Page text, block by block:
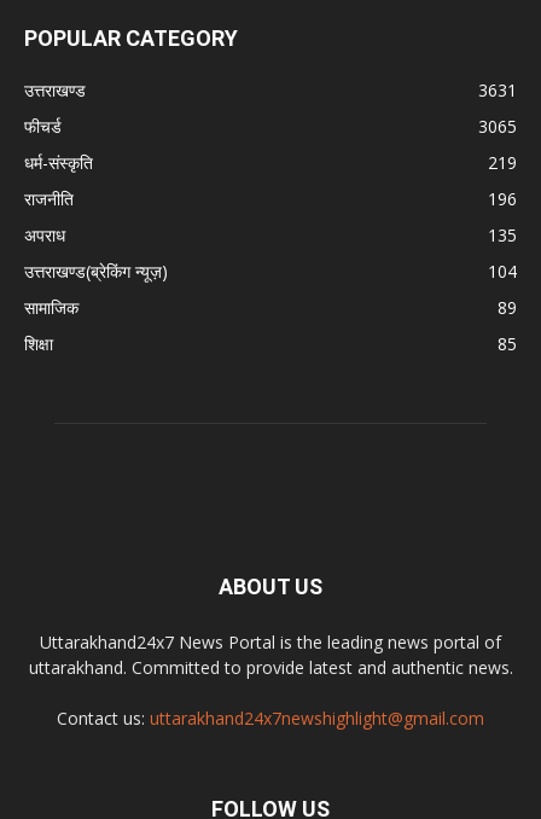
POPULAR CATEGORY
उत्तराखण्ड
3631
फीचर्ड
3065
धर्म-संस्कृति
219
राजनीति
196
अपराध
135
उत्तराखण्ड(ब्रेकिंग न्यूज़)
104
सामाजिक
89
शिक्षा
85
ABOUT US
Uttarakhand24x7 News Portal is the leading news portal of
uttarakhand. Committed to provide latest and authentic news.
Contact us: uttarakhand24x7newshighlight@gmail.com
FOLLOW US